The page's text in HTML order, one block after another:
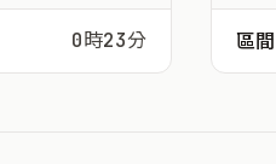
0時23分 區間